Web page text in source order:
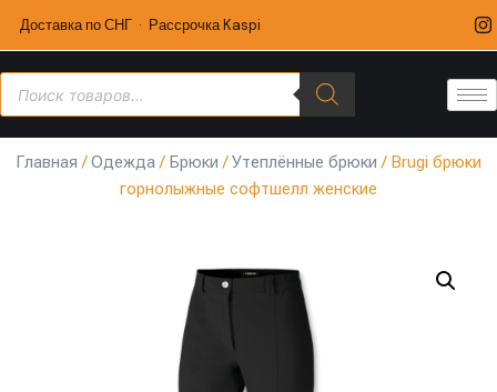
Доставка по СНГ · Рассрочка Kaspi
Главная /Одежда/ Брюки /Утеплённые брюки / Brugi брюки
горнолыжные софтшелл женские